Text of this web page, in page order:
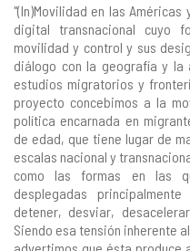
"(In)Movilidad en las Américas y
digital transnacional cuyo
movilidad y control y sus
diálogo con la geografía y
estudios migratorios y
proyecto concebimos a la
política encarnada en
de edad, que tiene lugar de
escalas nacional y
como las formas en las
desplegadas
detener, desviar,
Siendo esa tensión inherente
advertimos que ésta produce